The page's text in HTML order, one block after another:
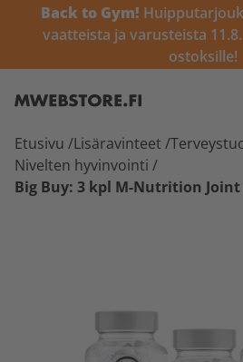
Back to Gym!
vaatteista ja varusteista
ostoksille!
Etusivu /Lisäravinteet /
Nivelten hyvinvointi /
Big Buy: 3 kpl M-Nutrition Joint